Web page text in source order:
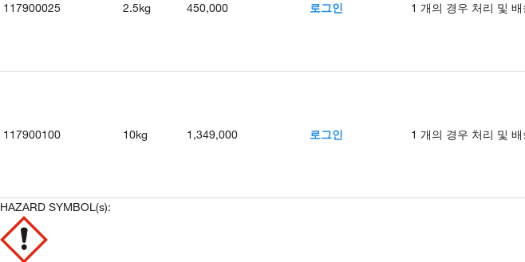
117900025 2.5kg 450,000 로그인 1 개의 경우 처리 및
117900100 10kg 1,349,000 로그인 1 개의 경우 처리 및
HAZARD SYMBOL(s):